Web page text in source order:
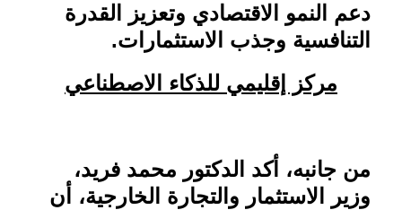
دعم النمو الاقتصادي وتعزيز القدرة
التنافسية وجذب الاستثمارات.
مركز إقليمي للذكاء الاصطناعي
من جانبه، أكد الدكتور محمد فريد،
وزير الاستثمار والتجارة الخارجية، أن